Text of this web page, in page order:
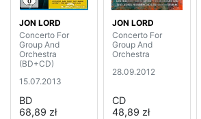
JON LORD
Concerto For
Group And
Orchestra
(BD+CD)
15.07.2013
BD
68,89 zł
JON LORD
Concerto For
Group And
Orchestra
28.09.2012
CD
48,89 zł